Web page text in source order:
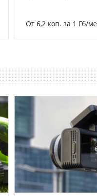
От 6,2 коп. за 1 Гб/